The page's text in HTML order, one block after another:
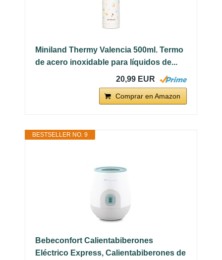
Miniland Thermy Valencia 500ml. Termo
de acero inoxidable para líquidos de...
20,99 EUR
Comprar en Amazon
BESTSELLER NO. 9
Bebeconfort Calientabiberones
Eléctrico Express, Calientabiberones de